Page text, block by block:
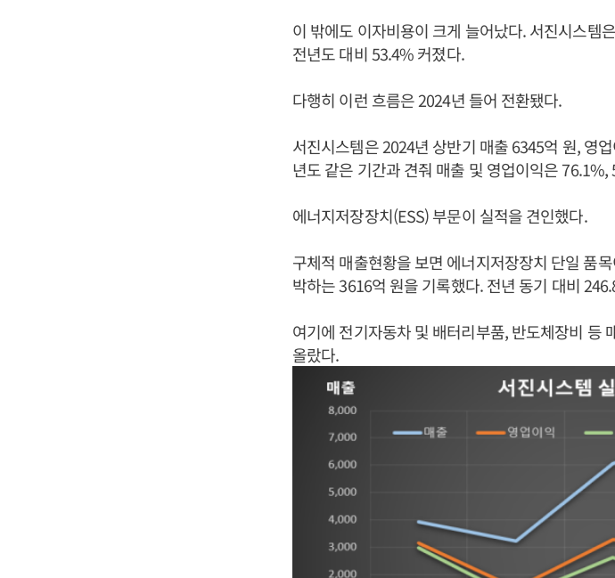
이 밖에도 이자비용이 크게 늘어났다. 서진시스템
전년도 대비 53.4% 커졌다.
다행히 이런 흐름은 2024년 들어 전환됐다.
서진시스템은 2024년 상반기 매출 6345억 원, 영
년도 같은 기간과 견줘 매출 및 영업이익은
에너지저장장치(ESS) 부문이 실적을 견인했다.
구체적 매출현황을 보면 에너지저장장치 단일 품
박하는 3616억 원을 기록했다. 전년 동기 대비
여기에 전기자동차 및 배터리부품, 반도체장비 등
올랐다.